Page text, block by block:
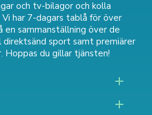
och tv-bilagor och kolla
har 7-dagars tablå för över
en sammanställning över de
direktsänd sport samt premiärer
. Hoppas du gillar tjänsten!